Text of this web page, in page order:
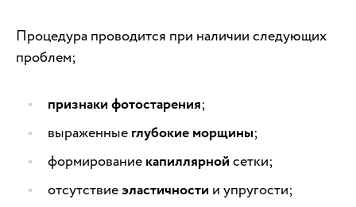
Процедура проводится при наличии следующих
проблем;
признаки фотостарения;
выраженные глубокие морщины;
формирование капиллярной сетки;
отсутствиеэластичности и упругости;